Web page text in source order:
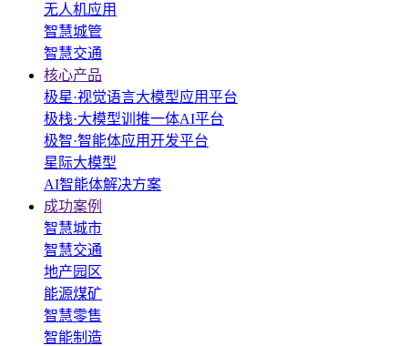
无人机应用
智慧城管
智慧交通
核心产品
极星·视觉语言大模型应用平台
极栈·大模型训推一体AI平台
极智·智能体应用开发平台
星际大模型
AI智能体解决方案
成功案例
智慧城市
智慧交通
地产园区
能源煤矿
智慧零售
智能制造